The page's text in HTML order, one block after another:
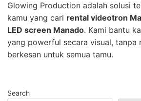
Glowing Production adalah solusi
kamu yang cari rental videotron
LED screen Manado. Kami bantu
yang powerful secara visual, tanpa
berkesan untuk semua tamu.
Search